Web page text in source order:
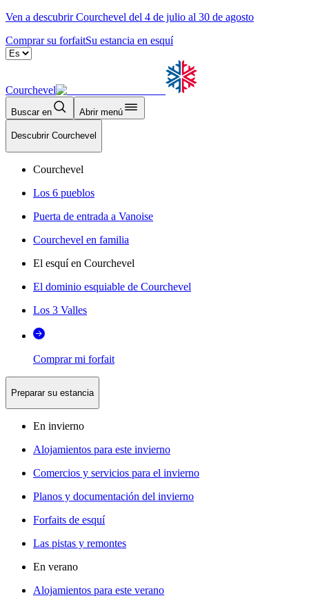
Ven a descubrir Courchevel del 4 de julio al 30 de agosto
Comprar su forfaitSu estancia en esquí
Courchevel
Buscar en Abrir menú
Descubrir Courchevel
Courchevel
Los 6 pueblos
Puerta de entrada a Vanoise
Courchevel en familia
El esquí en Courchevel
El dominio esquiable de Courchevel
Los 3 Valles
Comprar mi forfait
Preparar su estancia
En invierno
Alojamientos para este invierno
Comercios y servicios para el invierno
Planos y documentación del invierno
Forfaits de esquí
Las pistas y remontes
En verano
Alojamientos para este verano